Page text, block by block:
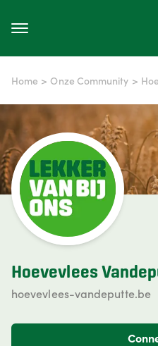
Home > Onze Community >
Hoevevlees
hoevevlees-vandeputte.be